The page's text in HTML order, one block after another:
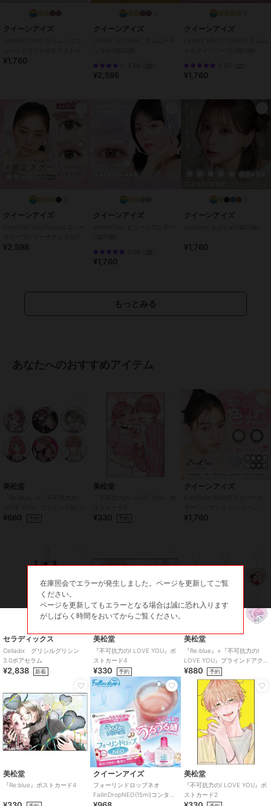
この商品は、不良品のみ返品を承ります
ブランド クイーンアイズ
クイーンアイズ
商品カテゴリ コンタクトレンズ ／
サークルレンズ
コズミックモーヴ、BIGアディク
ティーベージュ、ジェントルグレ
ージュ、クラッシィシャドウ、ア
ディクティーベージュ、ウォータ
ノーブルー、シアーリングベージ
ュ、シースルートープ、クリスタ
サイズ
コンタクトレンズ
0mm/13.6mm/13.8mm/14.0m
/BC8.7mm/
Vカット
0mm/13.6mm/13.8mm
クイーンアイズ
トーリック(1箱10枚)
¥1,760
クイーンアイズ
¥2,596
クイーンアイズ
¥1,760
クイーンアイズ
20枚)
¥2,598
クイーンアイズ
¥1,760
クイーンアイズ
¥1,760
もっとみる
あなたへのおすすめアイテム
美松堂
ッジ（全6種）
¥660
美松堂
¥330
クイーンアイズ
イドロゲル(1箱2枚)
¥1,760
セラディックス
Celladix グリシルグリシン
3.0ポアセラム
¥2,838 新着
美松堂
『不可抗力のI LOVE YOU』ポ
ストカード4
¥330 予約
美松堂
『Re:blue』×『不可抗力のI
LOVE YOU』ブラインドアク
リルキーホルダー（全6種）
¥880 予約
美松堂
『Re:blue』ポストカード4
クイーンアイズ
フォーリンドロップネオ
FallinDropNEO(15ml)コンタク
トケア用品
美松堂
『不可抗力のI LOVE YOU』ポ
ストカード2
在庫照会でエラーが発生しました。ページを更新してご覧
ください。
ページを更新してもエラーとなる場合は誠に恐れ入ります
がしばらく時間をおいてからご覧ください。